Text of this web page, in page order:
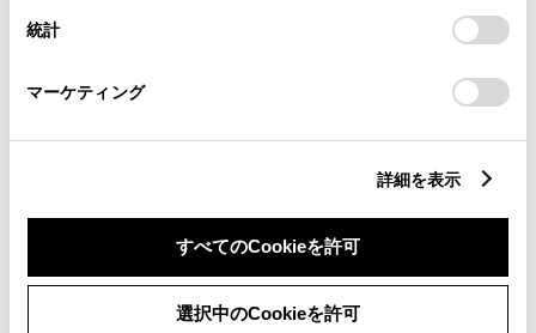
設定の変更、同意を撤回したりするにあたっては、当社の
「Cookie（クッキー）情報の取り扱いについて
」をご覧くだ
統計
マーケティング
詳細を表示
すべてのCookieを許可
選択中のCookieを許可
丁目番地